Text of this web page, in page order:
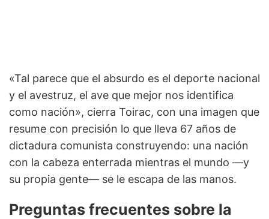
«Tal parece que el absurdo es el deporte nacional
y el avestruz, el ave que mejor nos identifica
como nación», cierra Toirac, con una imagen que
resume con precisión lo que lleva 67 años de
dictadura comunista construyendo: una nación
con la cabeza enterrada mientras el mundo —y
su propia gente— se le escapa de las manos.
Preguntas frecuentes sobre la